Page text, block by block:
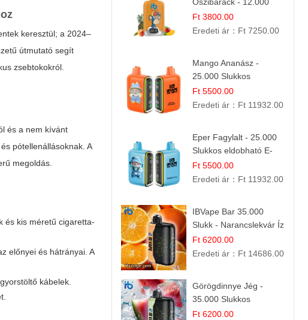
keresztül; a 2024–
útmutató segít
zsebtokokról.
és a nem kívánt
pótellenállásoknak. A
megoldás.
és kis méretű cigaretta-
előnyei és hátrányai. A
kábelek.
Slukkos eldobható e-
Cigaretta
Ft 3800.00
Eredeti ár： Ft 7250.00
Mango Ananász -
25.000 Slukkos
eldobható E-cigaretta |
Trópusi Ízélmény
Ft 5500.00
Eredeti ár： Ft 11932.00
Eper Fagylalt - 25.000
Slukkos eldobható E-
cigaretta | Édes
Desszert Íz
Ft 5500.00
Eredeti ár： Ft 11932.00
IBVape Bar 35.000
Slukk - Narancslekvár Íz
| Prémium E-cigaretta
Ft 6200.00
Eredeti ár： Ft 14686.00
Görögdinnye Jég -
35.000 Slukkos
eldobható vape |
Ft 6200.00